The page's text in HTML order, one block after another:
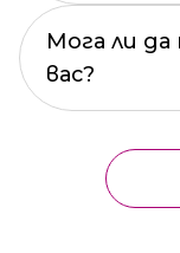
Мога ли
вас?